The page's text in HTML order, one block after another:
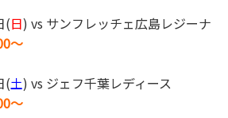
(日) vs サンフレッチェ広島レジーナ
～
(土) vs ジェフ千葉レディース
～